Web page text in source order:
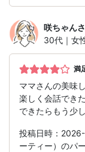
咲ちゃん
30代｜女
満
ママさんの美味
楽しく会話でき
できたらもう少
投稿日時：
ーティー）のパ